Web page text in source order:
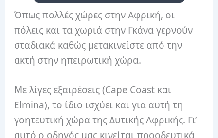
Όπως πολλές χώρες στην Αφρική, οι
πόλεις και τα χωριά στην Γκάνα γερνούν
σταδιακά καθώς μετακινείστε από την
ακτή στην ηπειρωτική χώρα.
Με λίγες εξαιρέσεις (Cape Coast και
Elmina), το ίδιο ισχύει και για αυτή τη
γοητευτική χώρα της Δυτικής Αφρικής. Γι’
αυτό ο οδηγός μας κινείται προοδευτικά